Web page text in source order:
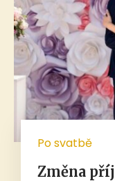
Po svatbě
Změna